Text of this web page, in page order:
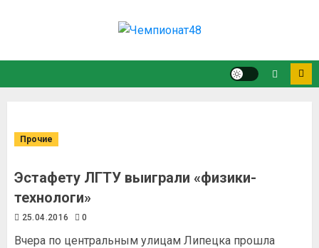
Прочие
Эстафету ЛГТУ выиграли «физики-
технологи»
25.04.2016 0
Вчера по центральным улицам Липецка прошла